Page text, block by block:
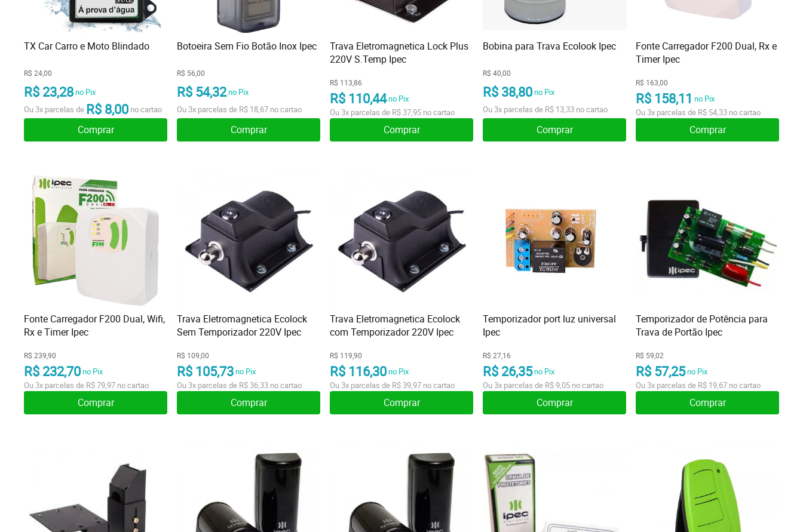
TX Car Carro e Moto Blindado
R$ 24,00
R$ 23,28no Pix
Ou3x parcelas de R$ 8,00 no cartao
Comprar
Botoeira Sem Fio Botão Inox Ipec
R$ 56,00
R$ 54,32no Pix
Ou3x parcelas de R$ 18,67 no cartao
Comprar
Trava Eletromagnetica Lock Plus
220V S.Temp Ipec
R$ 113,86
R$ 110,44no Pix
Ou3x parcelas de R$ 37,95 no cartao
Comprar
Bobina para Trava Ecolook Ipec
R$ 40,00
R$ 38,80no Pix
Ou3x parcelas de R$ 13,33 no cartao
Comprar
Fonte Carregador F200 Dual, Rx e
Timer Ipec
R$ 163,00
R$ 158,11 no Pix
Ou3x parcelas de R$ 54,33 no cartao
Comprar
Fonte Carregador F200 Dual, Wifi,
Rx e Timer Ipec
R$ 239,90
R$ 232,70no Pix
Ou3x parcelas de R$ 79,97 no cartao
Comprar
Trava Eletromagnetica Ecolock
Sem Temporizador 220V Ipec
R$ 109,00
R$ 105,73no Pix
Ou3x parcelas de R$ 36,33 no cartao
Comprar
Trava Eletromagnetica Ecolock
com Temporizador 220V Ipec
R$ 119,90
R$ 116,30no Pix
Ou3x parcelas de R$ 39,97 no cartao
Comprar
Temporizador port luz universal
Ipec
R$ 27,16
R$ 26,35no Pix
Ou3x parcelas de R$ 9,05 no cartao
Comprar
Temporizador de Potência para
Trava de Portão Ipec
R$ 59,02
R$ 57,25no Pix
Ou3x parcelas de R$ 19,67 no cartao
Comprar